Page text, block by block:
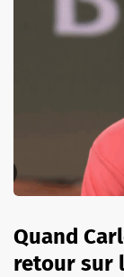
Quand
retour sur